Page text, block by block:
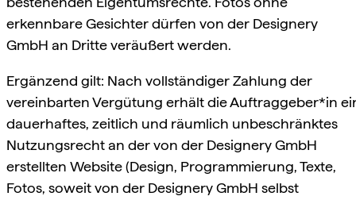
erkennbare Gesichter dürfen von der Designery
GmbH an Dritte veräußert werden.
Ergänzend gilt: Nach vollständiger Zahlung der
vereinbarten Vergütung erhält die Auftraggeber*in
dauerhaftes, zeitlich und räumlich unbeschränktes
Nutzungsrecht an der von der Designery GmbH
erstellten Website (Design, Programmierung, Texte,
Fotos, soweit von der Designery GmbH selbst